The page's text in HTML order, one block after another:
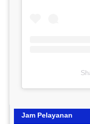
Jam Pelayanan